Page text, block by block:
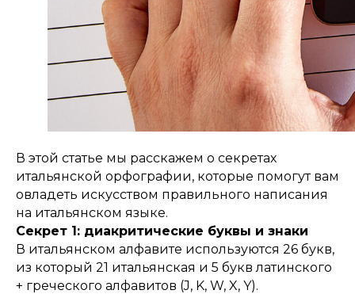
В этой статье мы расскажем о секретах
итальянской орфографии, которые помогут вам
овладеть искусством правильного написания
на итальянском языке.
Секрет 1: диакритические буквы и знаки
В итальянском алфавите используются 26 букв,
из который 21 итальянская и 5 букв латинского
+ греческого алфавитов (J, K, W, X, Y).